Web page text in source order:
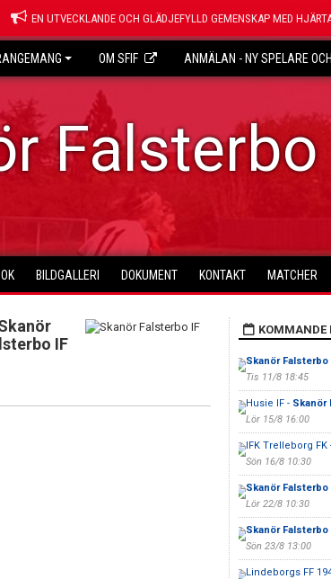
EN UTVECKLANDE OCH GLÄDJEFYLLD GEMENSKAP MED
OM SFIF ANMÄLAN - NY SPELARE
Falsterbo
BILDGALLERI DOKUMENT KONTAKT MATCHER
IF
KOMMANDE
Skanör Falsterbo
Tis 11/8 18:45
Husie IF - Skanör
Lör 15/8 16:00
IFK Trelleborg FK
Sön 16/8 10:30
Skanör Falsterbo
Lör 22/8 10:30
Skanör Falsterbo
Sön 23/8 13:00
Lindeborgs FF